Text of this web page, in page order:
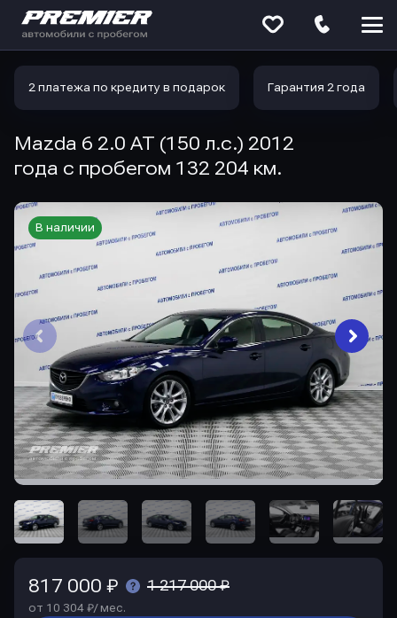
2 платежа по кредиту в подарок Гарантия 2 года
Mazda 6 2.0 AT (150 л.с.) 2012
года с пробегом 132 204 км.
В наличии
817 000 ₽ 1 217 000 ₽
от 10 304 ₽/ мес.